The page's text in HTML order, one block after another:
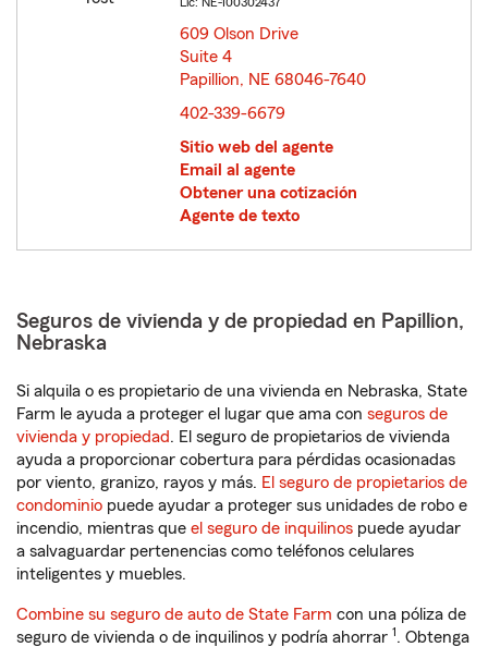
609 Olson Drive
Suite 4
Papillion, NE 68046-7640
402-339-6679
Sitio web del agente
Email al agente
Obtener una cotización
Agente de texto
Seguros de vivienda y de propiedad en Papillion,
Nebraska
Si alquila o es propietario de una vivienda en Nebraska, State
Farm le ayuda a proteger el lugar que ama con seguros de
vivienda y propiedad. El seguro de propietarios de vivienda
ayuda a proporcionar cobertura para pérdidas ocasionadas
por viento, granizo, rayos y más. El seguro de propietarios de
condominio puede ayudar a proteger sus unidades de robo e
incendio, mientras que el seguro de inquilinos puede ayudar
a salvaguardar pertenencias como teléfonos celulares
inteligentes y muebles.
Combine su seguro de auto de State Farm con una póliza de
seguro de vivienda o de inquilinos y podría ahorrar 1. Obtenga